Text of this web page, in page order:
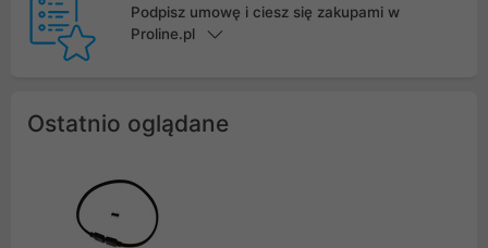
Podpisz umowę i ciesz się zakupami w
Proline.pl
Ostatnio oglądane